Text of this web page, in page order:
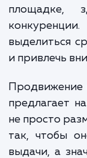
товар или
Авито
для
выделиться
и привлечь